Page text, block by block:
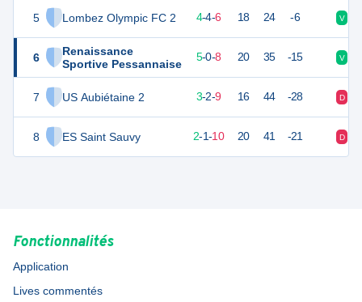
5 Lombez Olympic FC 2
6
Renaissance
Sportive Pessannaise
7 US Aubiétaine 2
8 ES Saint Sauvy
16 14 4-4-6 18 24 -6 V
13 5-0-8 20 35 -15 V
10 3-2-9 16 44 -28 D
2-1-10 20 41 -21 D
Fonctionnalités
Application
Lives commentés